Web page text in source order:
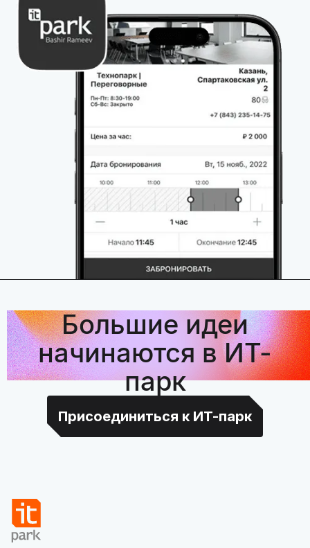
Большие идеи
начинаются в ИТ-
парк
Присоединиться к ИТ-парк